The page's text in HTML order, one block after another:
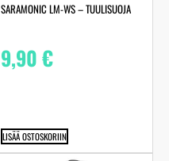
SARAMONIC LM-WS – TUULISUOJA
9,90€
LISÄÄ OSTOSKORIIN